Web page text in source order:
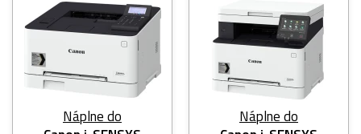
Náplne do
Náplne do